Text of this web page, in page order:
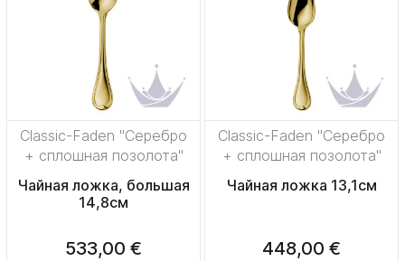
Classic-Faden "Серебро
+ сплошная позолота"
Чайная ложка, большая
14,8см
533,00 €
Classic-Faden "Серебро
+ сплошная позолота"
Чайная ложка 13,1см
448,00 €